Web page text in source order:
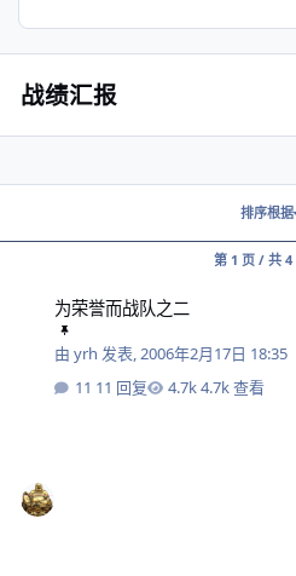
战绩汇报
第 1 页 / 共 4
排序根据
为荣誉而战队之二
由 yrh 发表, 2006年2月17日 18:35
11 回复
4.7k 查看